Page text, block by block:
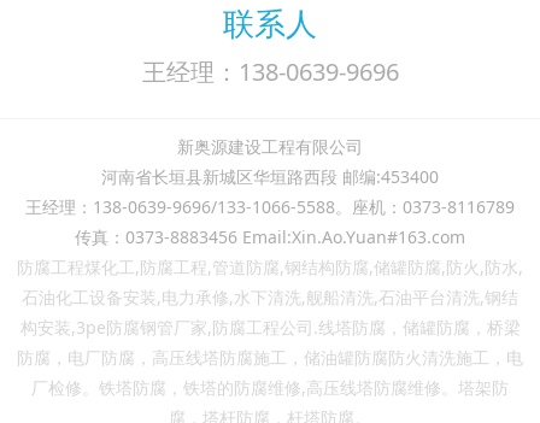
联系人
王经理：138-0639-9696
新奥源建设工程有限公司
河南省长垣县新城区华垣路西段 邮编:453400
王经理：138-0639-9696/133-1066-5588。座机：0373-8116789
传真：0373-8883456 Email:Xin.Ao.Yuan#163.com
防腐工程煤化工,防腐工程,管道防腐,钢结构防腐,储罐防腐,防火,防水,
石油化工设备安装,电力承修,水下清洗,舰船清洗,石油平台清洗,钢结
构安装,3pe防腐钢管厂家,防腐工程公司.线塔防腐，储罐防腐，桥梁
防腐，电厂防腐，高压线塔防腐施工，储油罐防腐防火清洗施工，电
厂检修。铁塔防腐，铁塔的防腐维修,高压线塔防腐维修。塔架防
腐， 塔杆防腐， 杆塔防腐。